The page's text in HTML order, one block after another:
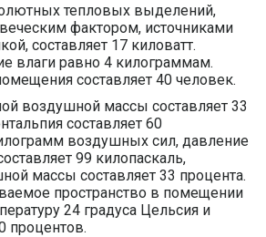
тепловых выделений,
фактором, источниками
составляет 17 киловатт.
влаги равно 4 килограммам.
составляет 40 человек.
воздушной массы составляет 33
составляет 60
воздушных сил, давление
99 килопаскаль,
массы составляет 33 процента.
пространство в помещении
24 градуса Цельсия и
процентов.